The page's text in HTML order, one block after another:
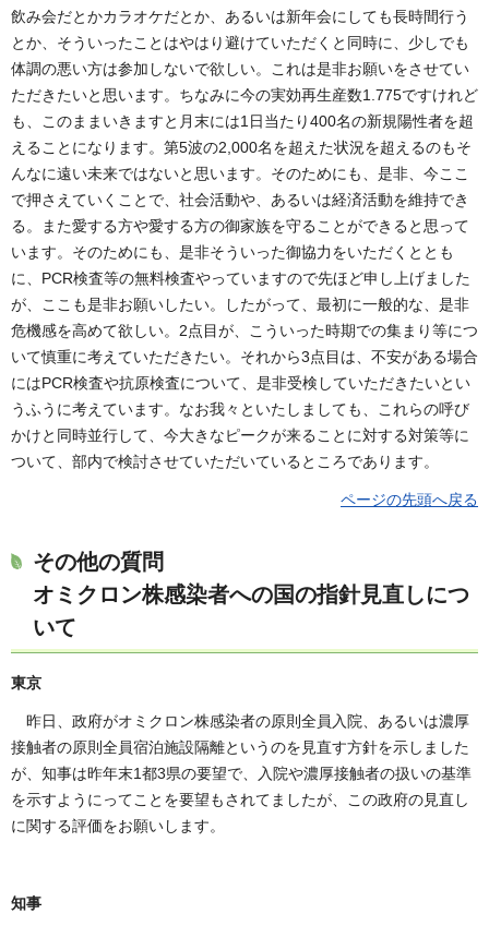
飲み会だとかカラオケだとか、あるいは新年会にしても長時間行う
とか、そういったことはやはり避けていただくと同時に、少しでも
体調の悪い方は参加しないで欲しい。これは是非お願いをさせてい
ただきたいと思います。ちなみに今の実効再生産数1.775ですけれど
も、このままいきますと月末には1日当たり400名の新規陽性者を超
えることになります。第5波の2,000名を超えた状況を超えるのもそ
んなに遠い未来ではないと思います。そのためにも、是非、今ここ
で押さえていくことで、社会活動や、あるいは経済活動を維持でき
る。また愛する方や愛する方の御家族を守ることができると思って
います。そのためにも、是非そういった御協力をいただくととも
に、PCR検査等の無料検査やっていますので先ほど申し上げました
が、ここも是非お願いしたい。したがって、最初に一般的な、是非
危機感を高めて欲しい。2点目が、こういった時期での集まり等につ
いて慎重に考えていただきたい。それから3点目は、不安がある場合
にはPCR検査や抗原検査について、是非受検していただきたいとい
うふうに考えています。なお我々といたしましても、これらの呼び
かけと同時並行して、今大きなピークが来ることに対する対策等に
ついて、部内で検討させていただいているところであります。
ページの先頭へ戻る
その他の質問
オミクロン株感染者への国の指針見直しにつ
いて
東京
昨日、政府がオミクロン株感染者の原則全員入院、あるいは濃厚
接触者の原則全員宿泊施設隔離というのを見直す方針を示しました
が、知事は昨年末1都3県の要望で、入院や濃厚接触者の扱いの基準
を示すようにってことを要望もされてましたが、この政府の見直し
に関する評価をお願いします。
知事